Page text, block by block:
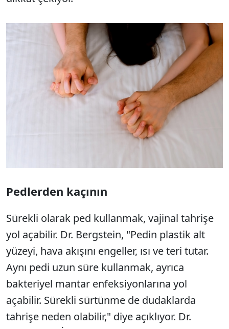
Pedlerden kaçının
Sürekli olarak ped kullanmak, vajinal tahrişe
yol açabilir. Dr. Bergstein, "Pedin plastik alt
yüzeyi, hava akışını engeller, ısı ve teri tutar.
Aynı pedi uzun süre kullanmak, ayrıca
bakteriyel mantar enfeksiyonlarına yol
açabilir. Sürekli sürtünme de dudaklarda
tahrişe neden olabilir," diye açıklıyor. Dr.